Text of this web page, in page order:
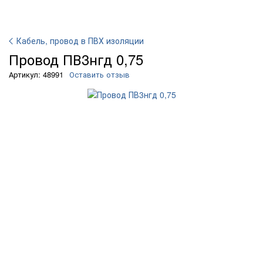
Кабель, провод в ПВХ изоляции
Провод ПВ3нгд 0,75
Артикул: 48991 Оставить отзыв